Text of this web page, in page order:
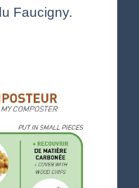
Faucigny.